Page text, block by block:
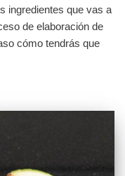
ingredientes que vas a
de elaboración de
cómo tendrás que